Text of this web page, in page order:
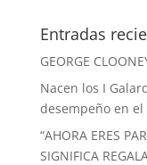
Entradas
GEORGE
Nacen los I
desempeño en
“AHORA ERES
SIGNIFICA